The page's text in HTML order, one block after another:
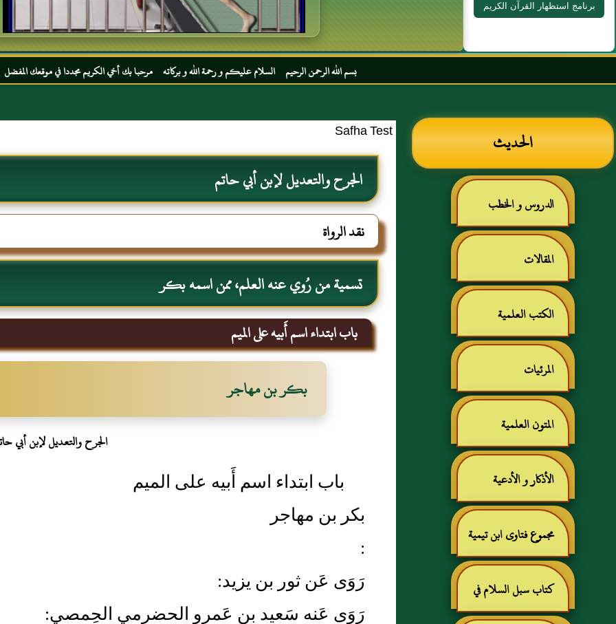
برنامج استظهار القرآن الكريم
بسم الله الرحمن الرحيم السلام عليكم و رحمة الله و بركاته مرحبا بك أخي الكريم مجددا في موقعك المفضل المحجة
الحديث
الدروس و الخطب
المقالات
الكتب العلمية
المرئيات
المتون العلمية
الأذكار و الأدعية
مجموع فتاوى ابن تيمية
كتاب سبل السلام في
Safha Test
الجرح والتعديل لإبن أبي حاتم
نقد الرواة
تسمية من رُوي عنه العلم، ممن اسمه بكر
باب ابتداء اسم أَبيه على الميم
بكر بن مهاجر
الجرح والتعديل لإبن أبي
باب ابتداء اسم أَبيه على الميم
بكر بن مهاجر
:
رَوَى عَن ثور بن يزيد:
رَوَى عَنه سَعيد بن عَمرو الحضرمي الحِمصي: